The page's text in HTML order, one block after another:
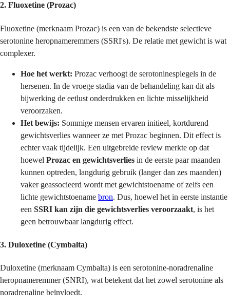
2. Fluoxetine (Prozac)
Fluoxetine (merknaam Prozac) is een van de bekendste selectieve
serotonine heropnameremmers (SSRI's). De relatie met gewicht is wat
complexer.
Hoe het werkt: Prozac verhoogt de serotoninespiegels in de
hersenen. In de vroege stadia van de behandeling kan dit als
bijwerking de eetlust onderdrukken en lichte misselijkheid
veroorzaken.
Het bewijs: Sommige mensen ervaren initieel, kortdurend
gewichtsverlies wanneer ze met Prozac beginnen. Dit effect is
echter vaak tijdelijk. Een uitgebreide review merkte op dat
hoewel Prozac en gewichtsverlies in de eerste paar maanden
kunnen optreden, langdurig gebruik (langer dan zes maanden)
vaker geassocieerd wordt met gewichtstoename of zelfs een
lichte gewichtstoename bron. Dus, hoewel het in eerste instantie
een SSRI kan zijn die gewichtsverlies veroorzaakt, is het
geen betrouwbaar langdurig effect.
3. Duloxetine (Cymbalta)
Duloxetine (merknaam Cymbalta) is een serotonine-noradrenaline
heropnameremmer (SNRI), wat betekent dat het zowel serotonine als
noradrenaline beïnvloedt.